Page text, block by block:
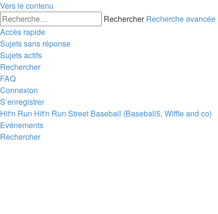
Vers le contenu
Rechercher Recherche avancée
Accès rapide
Sujets sans réponse
Sujets actifs
Rechercher
FAQ
Connexion
S’enregistrer
Hit'n Run Hit'n Run Street Baseball (Baseball5, Wiffle and co)
Evénements
Rechercher